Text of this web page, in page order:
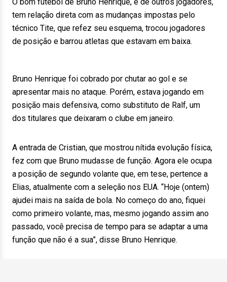
tem relação direta com as mudanças impostas pelo
técnico Tite, que refez seu esquema, trocou jogadores
de posição e barrou atletas que estavam em baixa.
Bruno Henrique foi cobrado por chutar ao gol e se
apresentar mais no ataque. Porém, estava jogando em
posição mais defensiva, como substituto de Ralf, um
dos titulares que deixaram o clube em janeiro.
A entrada de Cristian, que mostrou nítida evolução física,
fez com que Bruno mudasse de função. Agora ele ocupa
a posição de segundo volante que, em tese, pertence a
Elias, atualmente com a seleção nos EUA. “Hoje (ontem)
ajudei mais na saída de bola. No começo do ano, fiquei
como primeiro volante, mas, mesmo jogando assim ano
passado, você precisa de tempo para se adaptar a uma
função que não é a sua”, disse Bruno Henrique.